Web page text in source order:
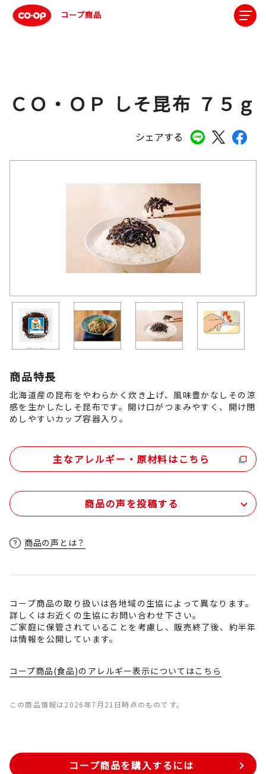
コープ商品
シェアする
ＣＯ・ＯＰ しそ昆布 ７５ｇ
商品特長
北海道産の昆布をやわらかく炊き上げ、風味豊かなしその涼
感を生かしたしそ昆布です。開け口がつまみやすく、開け閉
めしやすいカップ容器入り。
主なアレルギー・原材料はこちら
商品の声を投稿する
商品の声とは？
コープ商品の取り扱いは各地域の生協によって異なります。
詳しくはお近くの生協にお問い合わせ下さい。
ご家庭に保管されていることを考慮し、販売終了後、約半年
は情報を公開しています。
コープ商品(食品)のアレルギー表示についてはこちら
この商品情報は2026年7月21日時点のものです。
コープ商品を購入するには